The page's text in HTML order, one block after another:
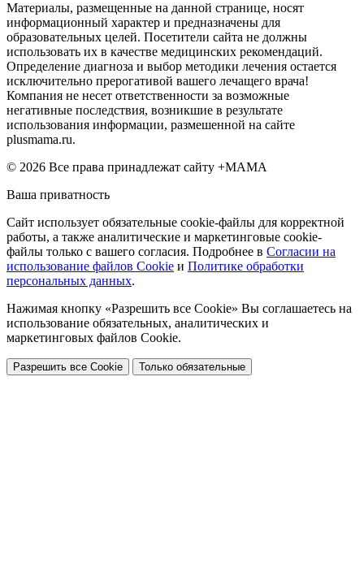
Материалы, размещенные на данной странице, носят
информационный характер и предназначены для
образовательных целей. Посетители сайта не должны
использовать их в качестве медицинских рекомендаций.
Определение диагноза и выбор методики лечения остается
исключительно прерогативой вашего лечащего врача!
Компания не несет ответственности за возможные
негативные последствия, возникшие в результате
использования информации, размешенной на сайте
plusmama.ru.
© 2026 Все права принадлежат сайту +МАМА
Ваша приватность
Сайт использует обязательные cookie-файлы для корректной
работы, а также аналитические и маркетинговые cookie-
файлы только с вашего согласия. Подробнее в Согласии на
использование файлов Cookie и Политике обработки
персональных данных.
Нажимая кнопку «Разрешить все Cookie» Вы соглашаетесь на
использование обязательных, аналитических и
маркетинговых файлов Cookie.
Разрешить все Cookie Только обязательные